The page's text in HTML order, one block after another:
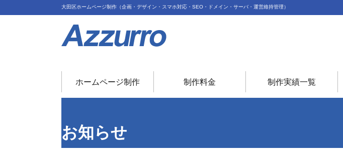
大田区ホームページ制作（企画・デザイン・スマホ対応・SEO・ドメイン・サーバ・運営維持管理）
ホームページ制作 制作料金 制作実績一覧
お知らせ